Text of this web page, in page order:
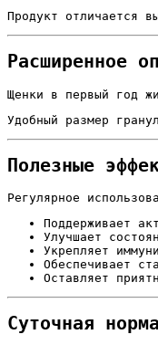
Продукт отличается
Расширенное
Щенки в первый год
Удобный размер
Полезные
Регулярное
Поддерживает
Улучшает
Укрепляет
Обеспечивает
Оставляет
Суточная